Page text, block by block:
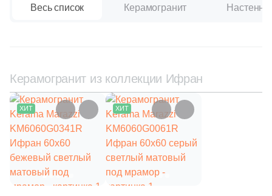
Ibero (113)
Italgraniti (9)
Italon (Италон) (243
Keraben (3)
Kerama Marazzi (1688)
Keramika Modus (4 )
Весь список Керамогранит
Керамогранит из коллекции Ифран
ХИТ ХИТ